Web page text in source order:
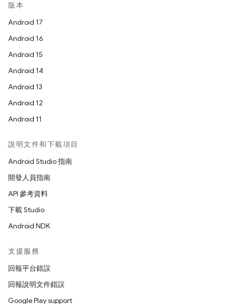
版本
Android 17
Android 16
Android 15
Android 14
Android 13
Android 12
Android 11
說明文件和下載項目
Android Studio 指南
開發人員指南
API 參考資料
下載 Studio
Android NDK
支援服務
回報平台錯誤
回報說明文件錯誤
Google Play support